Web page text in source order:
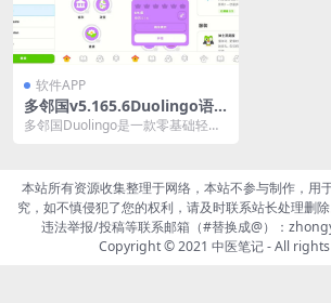
软件APP
多邻国v5.165.6Duolingo语
言，免费学习外语，解锁付费
多邻国Duolingo是一款零基础轻松
本站所有资源收集整理于网络，本站不参与制作，用
究，如不慎侵犯了您的权利，请及时联系站长处理删
违法举报/投稿等联系邮箱（#替换成@）：
Copyright © 2021 中医笔记- All